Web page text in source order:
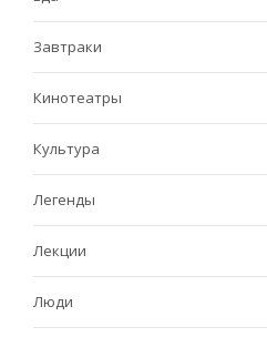
Завтраки
Кинотеатры
Культура
Легенды
Лекции
Люди